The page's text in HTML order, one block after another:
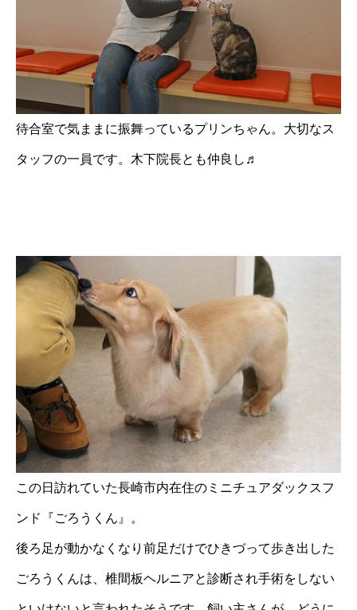
待合室で気ままに振舞っているプリンちゃん。大切なス
タッフの一員です。木下院長とも仲良し♬
この日訪れていた長崎市内在住のミニチュアダックスフ
ンド『ごろうくん』。
後ろ足が動かなくなり前足だけでひきづって歩き出した
ごろうくんは、椎間板ヘルニアと診断され手術をしない